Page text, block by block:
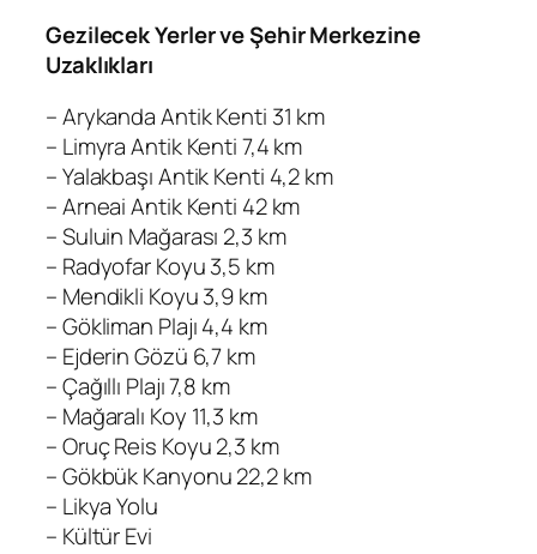
Gezilecek Yerler ve Şehir Merkezine
Uzaklıkları
– Arykanda Antik Kenti 31 km
– Limyra Antik Kenti 7,4 km
– Yalakbaşı Antik Kenti 4,2 km
– Arneai Antik Kenti 42 km
– Suluin Mağarası 2,3 km
– Radyofar Koyu 3,5 km
– Mendikli Koyu 3,9 km
– Gökliman Plajı 4,4 km
– Ejderin Gözü 6,7 km
– Çağıllı Plajı 7,8 km
– Mağaralı Koy 11,3 km
– Oruç Reis Koyu 2,3 km
– Gökbük Kanyonu 22,2 km
– Likya Yolu
– Kültür Evi